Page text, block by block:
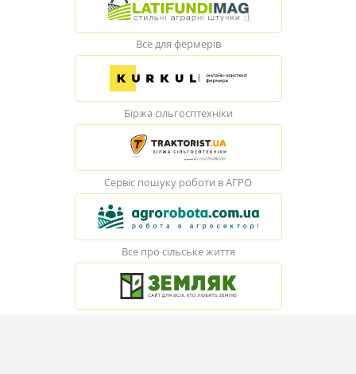
Все для фермерів
Біржа сільгосптехніки
Сервіс пошуку роботи в АГРО
Все про сільське життя